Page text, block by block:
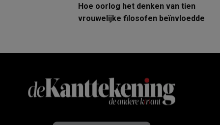
Hoe oorlog het denken van tien
vrouwelijke filosofen beïnvloedde